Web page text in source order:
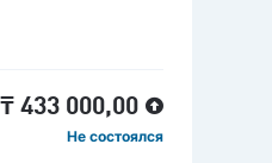
₸ 433 000,00
Не состоялся